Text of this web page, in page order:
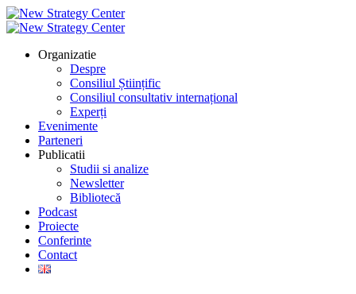
Organizatie
Despre
Consiliul Științific
Consiliul consultativ internațional
Experți
Evenimente
Parteneri
Publicatii
Studii si analize
Newsletter
Bibliotecă
Podcast
Proiecte
Conferinte
Contact